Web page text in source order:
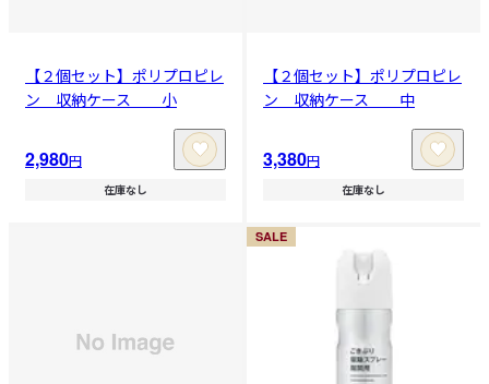
【２個セット】ポリプロピレ
ン 収納ケース 小
2,980円
在庫なし
【２個セット】ポリプロピレ
ン 収納ケース 中
3,380円
在庫なし
SALE